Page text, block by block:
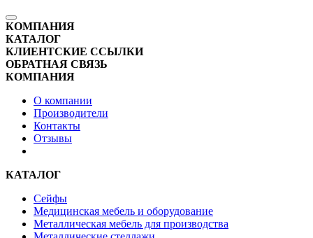
КОМПАНИЯ
КАТАЛОГ
КЛИЕНТСКИЕ ССЫЛКИ
ОБРАТНАЯ СВЯЗЬ
КОМПАНИЯ
О компании
Производители
Контакты
Отзывы
КАТАЛОГ
Сейфы
Медицинская мебель и оборудование
Металлическая мебель для производства